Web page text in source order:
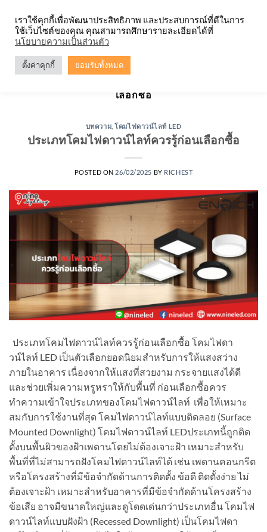
content
เลือกซื้อ
บทความ ,โคมไฟดาวน์ไลท์ LED
ประเภทโคมไฟดาวน์ไลท์ควรรู้ก่อนเลือกซื้อ
POSTED ON 26/02/2025 BY RICHEST
ประเภทโคมไฟดาวน์ไลท์ควรรู้ก่อนเลือกซื้อ โคมไฟดา
วน์ไลท์ LED เป็นตัวเลือกยอดนิยมสำหรับการให้แสงสว่าง
ภายในอาคาร เนื่องจากให้แสงที่สวยงาม กระจายแสงได้ดี
และช่วยเพิ่มความหรูหราให้กับพื้นที่ ก่อนเลือกซื้อควร
ทำความเข้าใจประเภทของโคมไฟดาวน์ไลท์ เพื่อให้เหมาะ
สมกับการใช้งานที่สุด โคมไฟดาวน์ไลท์แบบติดลอย (Surface
Mounted Downlight) โคมไฟดาวน์ไลท์ LEDประเภทนี้ถูกติด
ตั้งบนพื้นผิวของฝ้าเพดานโดยไม่ต้องเจาะฝ้า เหมาะสำหรับ
พื้นที่ที่ไม่สามารถฝังโคมไฟดาวน์ไลท์ได้ เช่น เพดานคอนกรีต
หรือโครงสร้างที่มีข้อจำกัดด้านการติดตั้ง ข้อดี ติดตั้งง่าย ไม่
ต้องเจาะฝ้า เหมาะสำหรับอาคารที่มีข้อจำกัดด้านโครงสร้าง
ข้อเสีย อาจมีขนาดใหญ่และดูโดดเด่นกว่าประเภทอื่น โคมไฟ
ดาวน์ไลท์แบบฝังฝ้า (Recessed Downlight) เป็นโคมไฟดา
เราใช้คุกกี้เพื่อพัฒนาประสิทธิภาพ และประสบการณ์ที่ดีในการ
ใช้เว็บไซต์ของคุณ คุณสามารถศึกษารายละเอียดได้ที่
นโยบายความเป็นส่วนตัว
ตั้งค่าคุกกี้ ยอมรับทั้งหมด